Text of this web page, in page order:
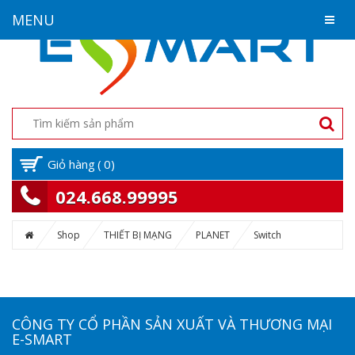
Giỏ hàng( 0)
024.668.99995
MENU
Shop THIẾT BỊ MẠNG PLANET Switch
CÔNG TY CỔ PHẦN SẢN XUẤT VÀ THƯƠNG MẠI
E-SMART